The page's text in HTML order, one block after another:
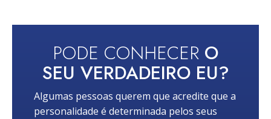
PODE CONHECER O
SEU VERDADEIRO EU?
Algumas pessoas querem que acredite que a
personalidade é determinada pelos seus